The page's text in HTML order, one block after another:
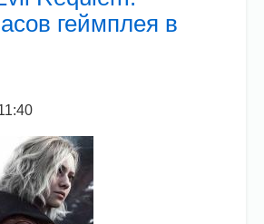
геймплея в